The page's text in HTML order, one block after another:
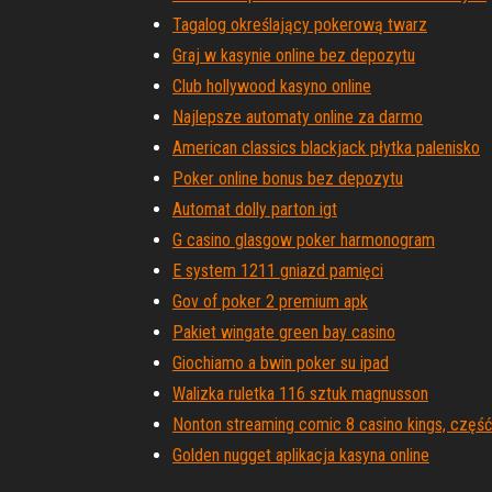
Tagalog określający pokerową twarz
Graj w kasynie online bez depozytu
Club hollywood kasyno online
Najlepsze automaty online za darmo
American classics blackjack płytka palenisko
Poker online bonus bez depozytu
Automat dolly parton igt
G casino glasgow poker harmonogram
E system 1211 gniazd pamięci
Gov of poker 2 premium apk
Pakiet wingate green bay casino
Giochiamo a bwin poker su ipad
Walizka ruletka 116 sztuk magnusson
Nonton streaming comic 8 casino kings,
Golden nugget aplikacja kasyna online